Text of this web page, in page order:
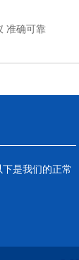
准确可靠
是我们的正常